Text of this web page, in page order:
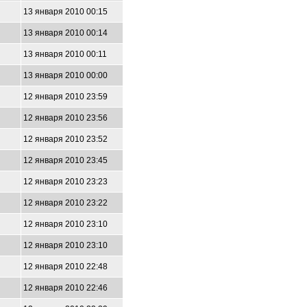
13 января 2010 00:15
13 января 2010 00:14
13 января 2010 00:11
13 января 2010 00:00
12 января 2010 23:59
12 января 2010 23:56
12 января 2010 23:52
12 января 2010 23:45
12 января 2010 23:23
12 января 2010 23:22
12 января 2010 23:10
12 января 2010 23:10
12 января 2010 22:48
12 января 2010 22:46